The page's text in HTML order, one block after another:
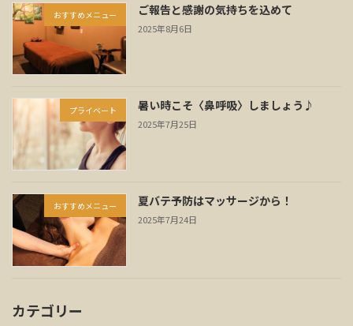
おすすめメニュー ご報告と感謝の気持ちを込めて
2025年8月6日
プライベート 暑い時こそ〈鼻呼吸〉しましょう♪
2025年7月25日
おすすめメニュー 夏バテ予防はマッサージから！
2025年7月24日
カテゴリー